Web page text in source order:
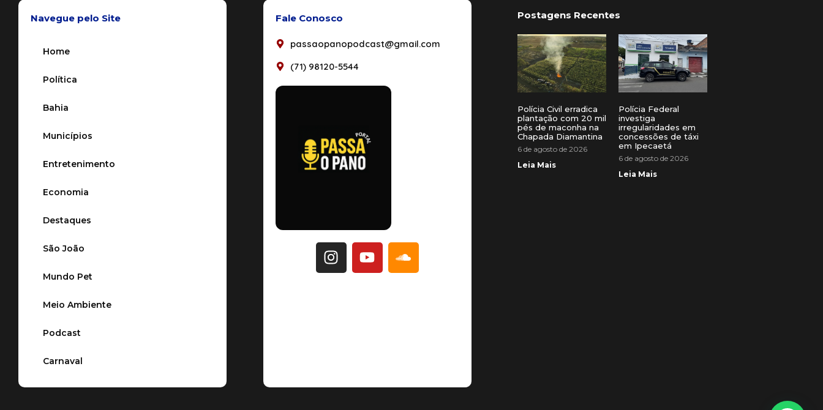
Navegue pelo Site
Home
Política
Bahia
Municípios
Entretenimento
Economia
Destaques
São João
Mundo Pet
Meio Ambiente
Podcast
Carnaval
Fale Conosco
passaopanopodcast@gmail.com
(71) 98120-5544
Postagens Recentes
Polícia Civil erradica
plantação com 20 mil
pés de maconha na
Chapada Diamantina
6 de agosto de 2026
Leia Mais
Polícia Federal
investiga
irregularidades em
concessões de táxi
em Ipecaetá
6 de agosto de 2026
Leia Mais